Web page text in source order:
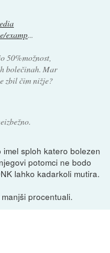
examp...
50%možnost,
bolečinah. Mar
zbil čim nižje?
sploh katero bolezen
potomci ne bodo
lahko kadarkoli mutira.
procentuali.